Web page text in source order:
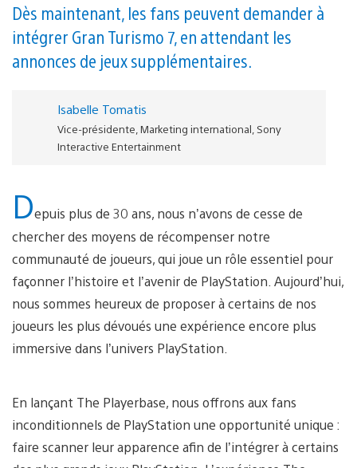
Dès maintenant, les fans peuvent demander à
intégrer Gran Turismo 7, en attendant les
annonces de jeux supplémentaires.
Isabelle Tomatis
Vice-présidente, Marketing international, Sony
Interactive Entertainment
Depuis plus de 30 ans, nous n’avons de cesse de
chercher des moyens de récompenser notre
communauté de joueurs, qui joue un rôle essentiel pour
façonner l’histoire et l’avenir de PlayStation. Aujourd’hui,
nous sommes heureux de proposer à certains de nos
joueurs les plus dévoués une expérience encore plus
immersive dans l’univers PlayStation.
En lançant The Playerbase, nous offrons aux fans
inconditionnels de PlayStation une opportunité unique :
faire scanner leur apparence afin de l’intégrer à certains